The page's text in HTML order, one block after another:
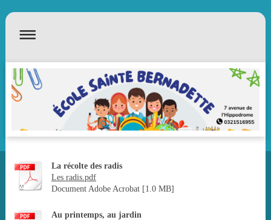
La récolte des radis
Les radis.pdf
Document Adobe Acrobat [1.0 MB]
Au printemps, au jardin